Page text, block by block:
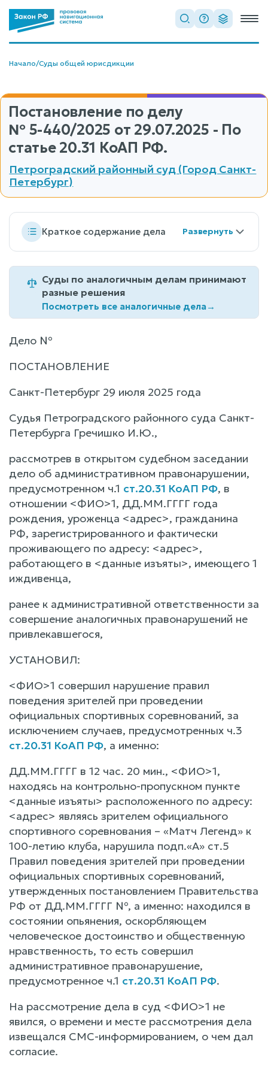
Начало/Суды общей юрисдикции
Постановление по делу
№ 5-440/2025 от 29.07.2025 - По
статье 20.31 КоАП РФ.
Петроградский районный суд (Город Санкт-
Петербург)
Краткое содержание дела
Суды по аналогичным делам принимают
разные решения
Посмотреть все аналогичные дела→
Дело №
ПОСТАНОВЛЕНИЕ
Санкт-Петербург 29 июля 2025 года
Судья Петроградского районного суда Санкт-
Петербурга Гречишко И.Ю.,
рассмотрев в открытом судебном заседании
дело об административном правонарушении,
предусмотренном ч.1 ст.20.31 КоАП РФ, в
отношении <ФИО>1, ДД.ММ.ГГГГ года
рождения, уроженца <адрес>, гражданина
РФ, зарегистрированного и фактически
проживающего по адресу: <адрес>,
работающего в <данные изъяты>, имеющего 1
иждивенца,
ранее к административной ответственности за
совершение аналогичных правонарушений не
привлекавшегося,
УСТАНОВИЛ:
<ФИО>1 совершил нарушение правил
поведения зрителей при проведении
официальных спортивных соревнований, за
исключением случаев, предусмотренных ч.3
ст.20.31 КоАП РФ, а именно:
ДД.ММ.ГГГГ в 12 час. 20 мин., <ФИО>1,
находясь на контрольно-пропускном пункте
<данные изъяты> расположенного по адресу:
<адрес> являясь зрителем официального
спортивного соревнования – «Матч Легенд» к
100-летию клуба, нарушила подп.«А» ст.5
Правил поведения зрителей при проведении
официальных спортивных соревнований,
утвержденных постановлением Правительства
РФ от ДД.ММ.ГГГГ №, а именно: находился в
состоянии опьянения, оскорбляющем
человеческое достоинство и общественную
нравственность, то есть совершил
административное правонарушение,
предусмотренное ч.1 ст.20.31 КоАП РФ.
На рассмотрение дела в суд <ФИО>1 не
явился, о времени и месте рассмотрения дела
извещался СМС-информированием, о чем дал
согласие.